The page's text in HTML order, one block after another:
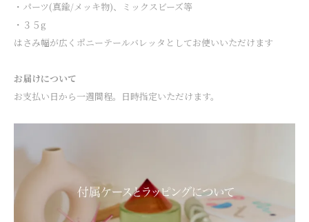
・パーツ(真鍮/メッキ物)、ミックスビーズ等
・３５g
はさみ幅が広くポニーテールバレッタとしてお使いいただけます
お届けについて
お支払い日から一週間程。日時指定いただけます。